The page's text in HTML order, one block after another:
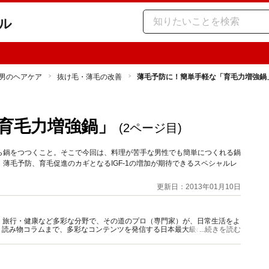
のヘアケア 抜け毛・薄毛の改善 薄毛予防に！簡単手軽な「育毛力増強鍋
毛力増強鍋」 (2ページ目)
をつつくこと。そこで今回は、料理が苦手な男性でも簡単につくれる鍋
毛予防、育毛促進のカギとなるIGF-1の増加が期待できるスペシャルレ
更新日：2013年01月10日
行・健康など多彩な分野で、その道のプロ（専門家）が、日常生活をよ
み物コラムまで、多彩なコンテンツを発信する日本最大級の総合情報サ
...続きを読む